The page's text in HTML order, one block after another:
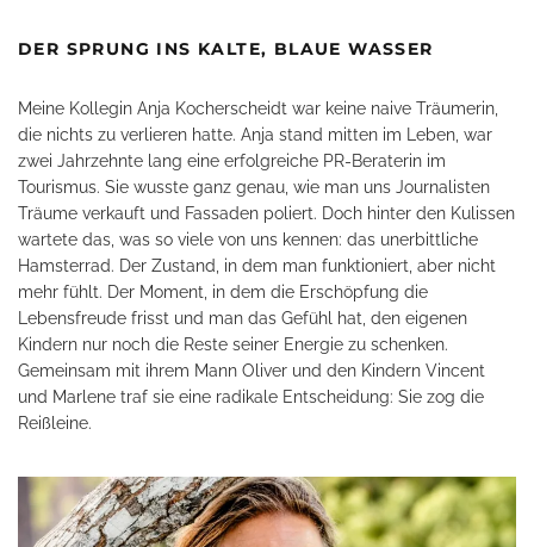
DER SPRUNG INS KALTE, BLAUE WASSER
Meine Kollegin Anja Kocherscheidt war keine naive Träumerin,
die nichts zu verlieren hatte. Anja stand mitten im Leben, war
zwei Jahrzehnte lang eine erfolgreiche PR-Beraterin im
Tourismus. Sie wusste ganz genau, wie man uns Journalisten
Träume verkauft und Fassaden poliert. Doch hinter den Kulissen
wartete das, was so viele von uns kennen: das unerbittliche
Hamsterrad. Der Zustand, in dem man funktioniert, aber nicht
mehr fühlt. Der Moment, in dem die Erschöpfung die
Lebensfreude frisst und man das Gefühl hat, den eigenen
Kindern nur noch die Reste seiner Energie zu schenken.
Gemeinsam mit ihrem Mann Oliver und den Kindern Vincent
und Marlene traf sie eine radikale Entscheidung: Sie zog die
Reißleine.